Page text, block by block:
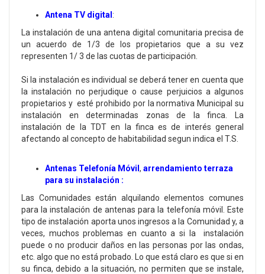
Antena TV digital :
La instalación de una antena digital comunitaria precisa de
un acuerdo de 1/3 de los propietarios que a su vez
representen 1/ 3 de las cuotas de participación.
Si la instalación es individual se deberá tener en cuenta que
la instalación no perjudique o cause perjuicios a algunos
propietarios y esté prohibido por la normativa Municipal su
instalación en determinadas zonas de la finca. La
instalación de la TDT en la finca es de interés general
afectando al concepto de habitabilidad segun indica el T.S.
Antenas Telefonía Móvil , arrendamiento terraza
para su instalación :
Las Comunidades están alquilando elementos comunes
para la instalación de antenas para la telefonía móvil. Este
tipo de instalación aporta unos ingresos a la Comunidad y, a
veces, muchos problemas en cuanto a si la instalación
puede o no producir daños en las personas por las ondas,
etc. algo que no está probado. Lo que está claro es que si en
su finca, debido a la situación, no permiten que se instale,